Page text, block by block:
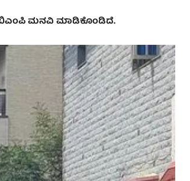
ಬಿಬಿಎಂಪಿ ಮನವಿ ಮಾಡಿಕೊಂಡಿದೆ.